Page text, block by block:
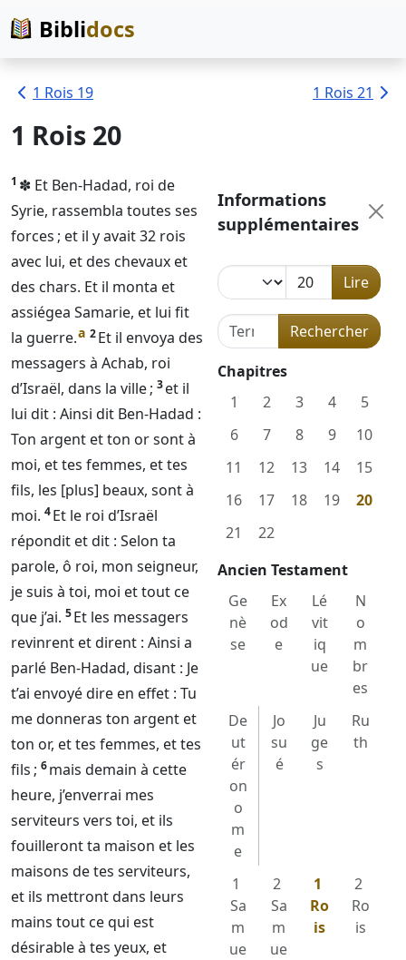
Biblidocs
1 Rois 19 1 Rois 21
1 Rois 20
1 ✽ Et Ben-Hadad, roi de
Syrie, rassembla toutes ses
forces ; et il y avait 32 rois
avec lui, et des chevaux et
des chars. Et il monta et
assiégea Samarie, et lui fit
la guerre.a 2Et il envoya des
messagers à Achab, roi
d’Israël, dans la ville ; 3et il
lui dit : Ainsi dit Ben-Hadad :
Ton argent et ton or sont à
moi, et tes femmes, et tes
fils, les [plus] beaux, sont à
moi. 4Et le roi d’Israël
répondit et dit : Selon ta
parole, ô roi, mon seigneur,
je suis à toi, moi et tout ce
que j’ai. 5Et les messagers
revinrent et dirent : Ainsi a
parlé Ben-Hadad, disant : Je
t’ai envoyé dire en effet : Tu
me donneras ton argent et
ton or, et tes femmes, et tes
fils ; 6mais demain à cette
heure, j’enverrai mes
serviteurs vers toi, et ils
fouilleront ta maison et les
maisons de tes serviteurs,
et ils mettront dans leurs
mains tout ce qui est
désirable à tes yeux, et
Informations
supplémentaires
Lire
Terme de recherche dans
Rechercher
Chapitres
1
2 3 4
5
6
7 8 9
10
11
12 13 14
15
16
17 18 19
20
21
22
Ancien Testament
Ge
nè
se
Ex
od
e
Lé
vit
iq
ue
N
o
m
br
es
De
ut
ér
on
o
m
e
Jo
su
é
Ju
ge
s
Ru
th
1
Sa
m
ue
2
Sa
m
ue
1
Ro
is
2
Ro
is